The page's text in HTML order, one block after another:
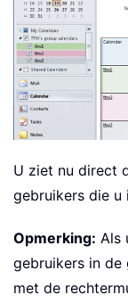
U ziet nu direct
gebruikers die
Opmerking: Als
gebruikers in
met de